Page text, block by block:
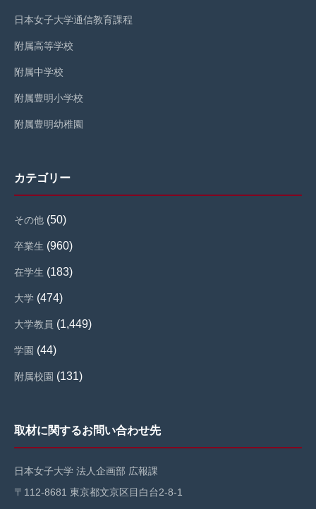
日本女子大学通信教育課程
附属高等学校
附属中学校
附属豊明小学校
附属豊明幼稚園
カテゴリー
その他 (50)
卒業生 (960)
在学生 (183)
大学 (474)
大学教員 (1,449)
学園 (44)
附属校園 (131)
取材に関するお問い合わせ先
日本女子大学 法人企画部 広報課
〒112-8681 東京都文京区目白台2-8-1